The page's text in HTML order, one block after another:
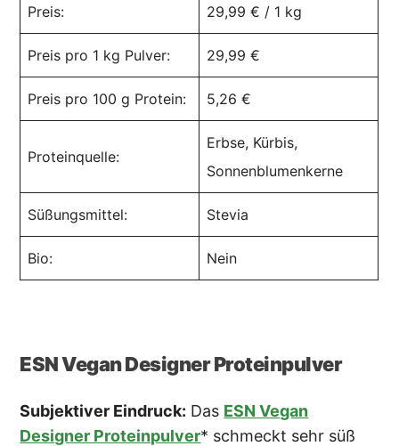
Preis: 29,99 € / 1 kg
Preis pro 1 kg Pulver: 29,99 €
Preis pro 100 g Protein: 5,26 €
Proteinquelle:
Erbse, Kürbis,
Sonnenblumenkerne
Süßungsmittel: Stevia
Bio: Nein
ESN Vegan Designer Proteinpulver
Subjektiver Eindruck: Das ESN Vegan
Designer Proteinpulver* schmeckt sehr süß